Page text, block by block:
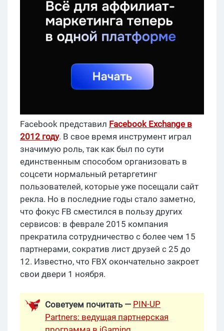
Facebook представил Facebook Exchange в
2012 году. В свое время инструмент играл
значимую роль, так как был по сути
единственным способом организовать в
соцсети нормальный ретаргетинг
пользователей, которые уже посещали сайт
рекла. Но в последние годы стало заметно,
что фокус FB сместился в пользу других
сервисов: в феврале 2015 компания
прекратила сотрудничество с более чем 15
партнерами, сократив лист друзей с 25 до
12. Известно, что FBX окончательно закроет
свои двери 1 ноября.
Советуем почитать — PIN-UP
Partners: ведущая партнерская